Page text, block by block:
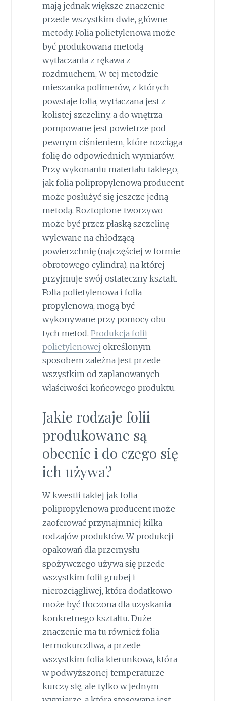
mają jednak większe znaczenie
przede wszystkim dwie, główne
metody. Folia polietylenowa może
być produkowana metodą
wytłaczania z rękawa z
rozdmuchem, W tej metodzie
mieszanka polimerów, z których
powstaje folia, wytłaczana jest z
kolistej szczeliny, a do wnętrza
pompowane jest powietrze pod
pewnym ciśnieniem, które rozciąga
folię do odpowiednich wymiarów.
Przy wykonaniu materiału takiego,
jak folia polipropylenowa producent
może posłużyć się jeszcze jedną
metodą. Roztopione tworzywo
może być przez płaską szczelinę
wylewane na chłodzącą
powierzchnię (najczęściej w formie
obrotowego cylindra), na której
przyjmuje swój ostateczny kształt.
Folia polietylenowa i folia
propylenowa, mogą być
wykonywane przy pomocy obu
tych metod. Produkcja folii
polietylenowej określonym
sposobem zależna jest przede
wszystkim od zaplanowanych
właściwości końcowego produktu.
Jakie rodzaje folii
produkowane są
obecnie i do czego się
ich używa?
W kwestii takiej jak folia
polipropylenowa producent może
zaoferować przynajmniej kilka
rodzajów produktów. W produkcji
opakowań dla przemysłu
spożywczego używa się przede
wszystkim folii grubej i
nierozciągliwej, która dodatkowo
może być tłoczona dla uzyskania
konkretnego kształtu. Duże
znaczenie ma tu również folia
termokurczliwa, a przede
wszystkim folia kierunkowa, która
w podwyższonej temperaturze
kurczy się, ale tylko w jednym